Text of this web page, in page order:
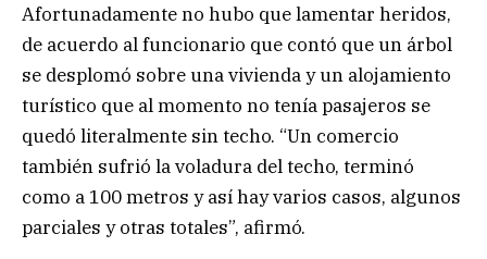
Afortunadamente no hubo que lamentar heridos,
de acuerdo al funcionario que contó que un árbol
se desplomó sobre una vivienda y un alojamiento
turístico que al momento no tenía pasajeros se
quedó literalmente sin techo. “Un comercio
también sufrió la voladura del techo, terminó
como a 100 metros y así hay varios casos, algunos
parciales y otras totales”, afirmó.